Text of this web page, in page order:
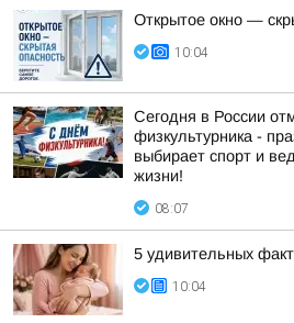
Открытое окно —
10:04
Сегодня в России
физкультурника -
выбирает спорт и
жизни!
08:07
5 удивительных
10:04